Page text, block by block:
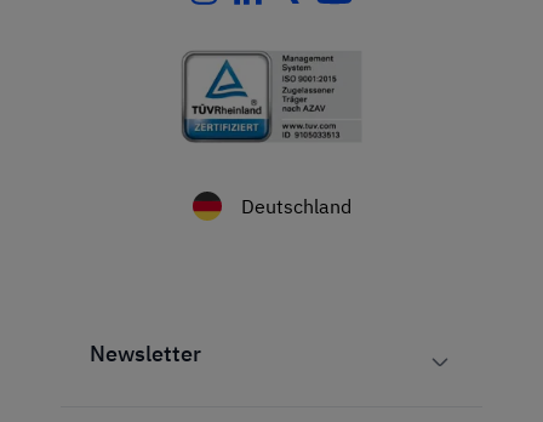
Deutschland
Newsletter